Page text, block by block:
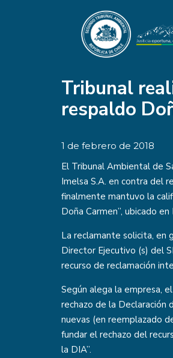
Tribunal
respaldo
1 de febrero de 2018
El Tribunal Ambiental de
Imelsa S.A. en contra del
finalmente mantuvo la
Doña Carmen”, ubicado en
La reclamante solicita, en
Director Ejecutivo (s) del
recurso de reclamación
Según alega la empresa,
rechazo de la
nuevas (en reemplazado
fundar el rechazo del
la DIA”.